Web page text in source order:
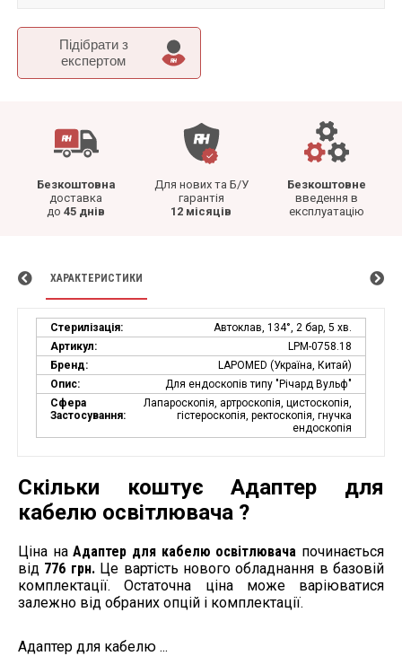
Підібрати з
експертом
Безкоштовна
доставка
до 45 днів
Для нових та Б/У
гарантія
12 місяців
Безкоштовне
введення в
експлуатацію
ХАРАКТЕРИСТИКИ
Стерилізація:
Автоклав, 134°, 2 бар, 5 хв.
Артикул:
LPM-0758.18
Бренд:
LAPOMED (Україна, Китай)
Опис:
Для ендоскопів типу "Річард Вульф"
Сфера
Застосування:
Лапароскопія, артроскопія, цистоскопія,
гістероскопія, ректоскопія, гнучка
ендоскопія
Скільки коштує Адаптер для
кабелю освітлювача ?
Ціна наАдаптер для кабелю освітлювача починається
від 776 грн.Це вартість нового обладнання в базовій
комплектації. Остаточна ціна може варіюватися
залежно від обраних опцій і комплектації.
Адаптер для кабелю ...